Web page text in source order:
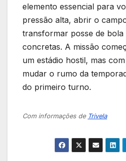
elemento essencial para
pressão alta, abrir o
transformar posse de bola
concretas. A missão
um estádio hostil, mas
mudar o rumo da
do primeiro turno.
Com informações de Trivela